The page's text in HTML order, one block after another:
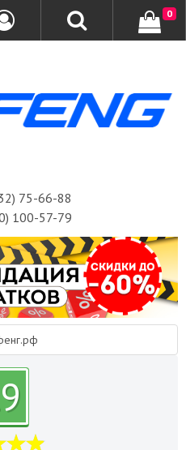
75-66-88
100-57-79
0